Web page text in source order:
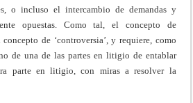
o incluso el intercambio de demandas y
opuestas. Como tal, el concepto de
concepto de ‘controversia’, y requiere, como
de una de las partes en litigio de entablar
parte en litigio, con miras a resolver la